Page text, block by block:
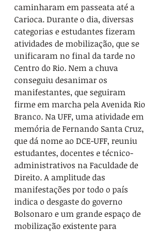
caminharam em passeata até a
Carioca. Durante o dia, diversas
categorias e estudantes fizeram
atividades de mobilização, que se
unificaram no final da tarde no
Centro do Rio. Nem a chuva
conseguiu desanimar os
manifestantes, que seguiram
firme em marcha pela Avenida Rio
Branco. Na UFF, uma atividade em
memória de Fernando Santa Cruz,
que dá nome ao DCE-UFF, reuniu
estudantes, docentes e técnico-
administrativos na Faculdade de
Direito. A amplitude das
manifestações por todo o país
indica o desgaste do governo
Bolsonaro e um grande espaço de
mobilização existente para